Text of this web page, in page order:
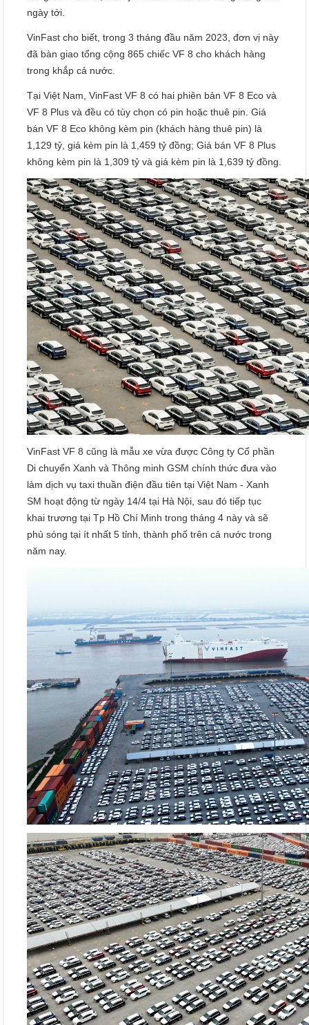
ngày tới.
VinFast cho biết, trong 3 tháng đầu năm 2023, đơn vị này
đã bàn giao tổng cộng 865 chiếc VF 8 cho khách hàng
trong khắp cả nước.
Tại Việt Nam, VinFast VF 8 có hai phiên bản VF 8 Eco và
VF 8 Plus và đều có tùy chọn có pin hoặc thuê pin. Giá
bán VF 8 Eco không kèm pin (khách hàng thuê pin) là
1,129 tỷ, giá kèm pin là 1,459 tỷ đồng; Giá bán VF 8 Plus
không kèm pin là 1,309 tỷ và giá kèm pin là 1,639 tỷ đồng.
VinFast VF 8 cũng là mẫu xe vừa được Công ty Cổ phần
Di chuyển Xanh và Thông minh GSM chính thức đưa vào
làm dịch vụ taxi thuần điện đầu tiên tại Việt Nam - Xanh
SM hoạt động từ ngày 14/4 tại Hà Nội, sau đó tiếp tục
khai trương tại Tp Hồ Chí Minh trong tháng 4 này và sẽ
phủ sóng tại ít nhất 5 tỉnh, thành phố trên cả nước trong
năm nay.